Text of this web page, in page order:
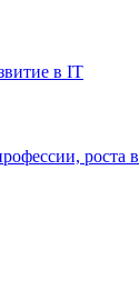
в IT
роста